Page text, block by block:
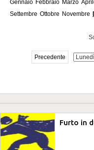
Gennaio Febbraio Marzo
Settembre Ottobre Novembre
Precedente
Furto in